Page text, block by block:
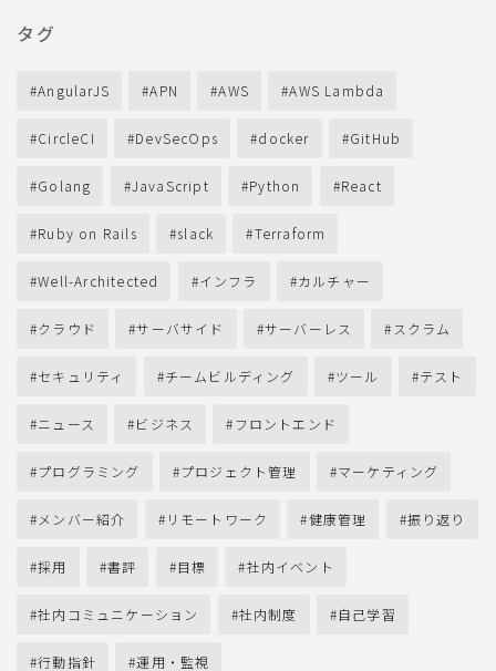
タグ
AngularJS APN AWS AWS Lambda
CircleCI DevSecOps docker GitHub
Golang JavaScript Python React
Ruby on Rails slack Terraform
Well-Architected インフラ カルチャー
クラウド サーバサイド サーバーレス スクラム
セキュリティ チームビルディング ツール テスト
ニュース ビジネス フロントエンド
プログラミング プロジェクト管理 マーケティング
メンバー紹介 リモートワーク 健康管理 振り返り
採用 書評 目標 社内イベント
社内コミュニケーション 社内制度 自己学習
行動指針 運用・監視